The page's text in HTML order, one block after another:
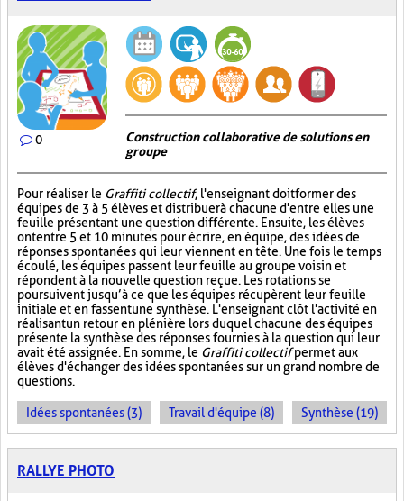
0
Construction collaborative de solutions en
groupe
Pour réaliser le Graffiti collectif, l'enseignant doit former des
équipes de 3 à 5 élèves et distribuer à chacune d'entre elles une
feuille présentant une question différente. Ensuite, les élèves
ont entre 5 et 10 minutes pour écrire, en équipe, des idées de
réponses spontanées qui leur viennent en tête. Une fois le temps
écoulé, les équipes passent leur feuille au groupe voisin et
répondent à la nouvelle question reçue. Les rotations se
poursuivent jusqu’à ce que les équipes récupèrent leur feuille
initiale et en fassent une synthèse. L'enseignant clôt l'activité en
réalisant un retour en plénière lors duquel chacune des équipes
présente la synthèse des réponses fournies à la question qui leur
avait été assignée. En somme, le Graffiti collectifpermet aux
élèves d'échanger des idées spontanées sur un grand nombre de
questions.
Idées spontanées (3) Travail d'équipe (8) Synthèse (19)
RALLYE PHOTO